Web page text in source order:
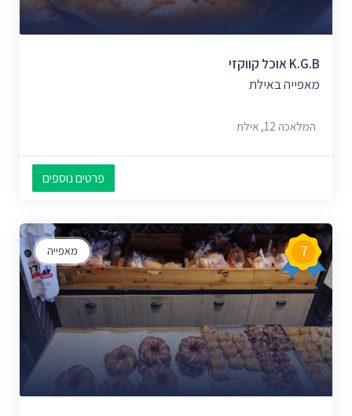
K.G.B אוכל קווקזי
מאפייה באילת
המלאכה 12, אילת
פרטים נוספים
מאפייה 7